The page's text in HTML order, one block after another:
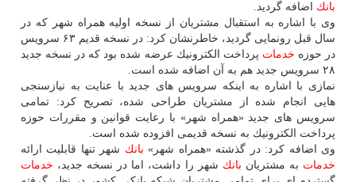
بانك اضافه گردید.
وی با اشاره به استقبال مشتریان از نسخه اولیه همراه شهر كه در
سال قبل رونمایی گردید، خاطرنشان كرد: در نسخه قدیم ۶۳ سرویس
در حوزه خدمات پرداخت الكترونیك عرضه شده بود كه در نسخه جدید
۲۸ سرویس جدید هم به آن اضافه شده است.
نمازی با اشاره به اینكه سرویس های جدید با عنایت به نیازسنجی
هایی انجام شده از مشتریان طراحی شده، تصریح كرد: تمامی
سرویس های جدید «همراه شهر» با رعایت قوانین و مقررات حوزه
پرداخت الكترونیك به نسخه قدیمی افزوده شده است.
وی اضافه كرد: در گذشته «همراه شهر» بانك شهر تنها قابلیت ارائه
خدمات به مشتریان بانك شهر را داشت، اما در نسخه جدید، خدمات